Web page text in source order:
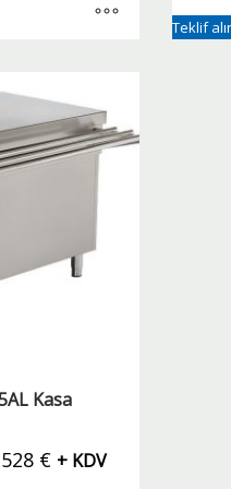
Teklif
Kasa
528 € + KDV